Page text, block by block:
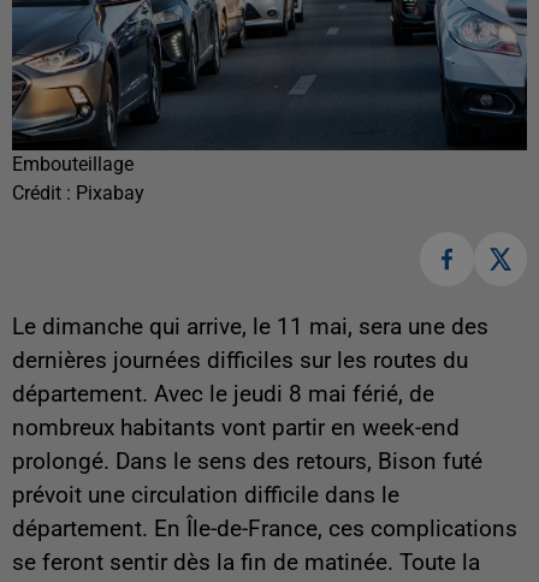
Embouteillage
Crédit : Pixabay
Le dimanche qui arrive, le 11 mai, sera une des
dernières journées difficiles sur les routes du
département. Avec le jeudi 8 mai férié, de
nombreux habitants vont partir en week-end
prolongé. Dans le sens des retours, Bison futé
prévoit une circulation difficile dans le
département. En Île-de-France, ces complications
se feront sentir dès la fin de matinée. Toute la